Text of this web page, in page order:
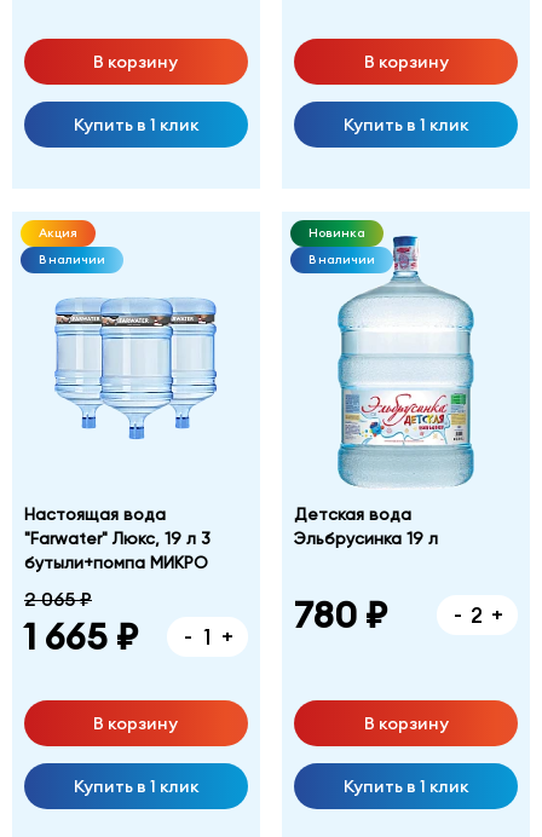
В корзину
Купить в 1 клик
В корзину
Купить в 1 клик
Акция
В наличии
Настоящая вода
"Farwater" Люкс, 19 л 3
бутыли+помпа МИКРО
2 065 ₽
1 665 ₽ - +
В корзину
Купить в 1 клик
Новинка
В наличии
Детская вода
Эльбрусинка 19 л
780 ₽ - +
В корзину
Купить в 1 клик